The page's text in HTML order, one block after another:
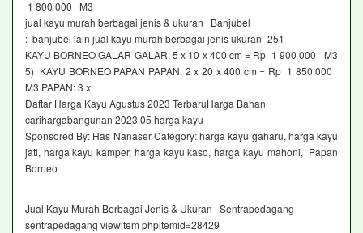
1 800 000 M3
jual kayu murah berbagai jenis & ukuran Banjubel
: banjubel lain jual kayu murah berbagai jenis ukuran_251
KAYU BORNEO GALAR GALAR: 5 x 10 x 400 cm = Rp 1 900 000 M3
5) KAYU BORNEO PAPAN PAPAN: 2 x 20 x 400 cm = Rp 1 850 000
M3 PAPAN: 3 x
Daftar Harga Kayu Agustus 2023 TerbaruHarga Bahan
carihargabangunan 2023 05 harga kayu
Sponsored By: Has Nanaser Category: harga kayu gaharu, harga kayu
jati, harga kayu kamper, harga kayu kaso, harga kayu mahoni, Papan
Borneo
Jual Kayu Murah Berbagai Jenis & Ukuran | Sentrapedagang
sentrapedagang viewitem phpitemid=28429